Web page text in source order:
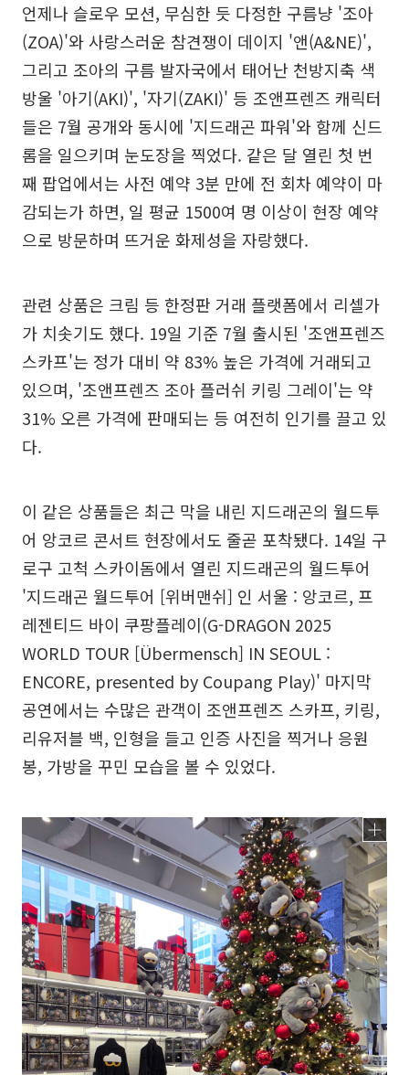
언제나 슬로우 모션, 무심한 듯 다정한 구름냥 '조아
(ZOA)'와 사랑스러운 참견쟁이 데이지 '앤(A&NE)',
그리고 조아의 구름 발자국에서 태어난 천방지축 색
방울 '아기(AKI)', '자기(ZAKI)' 등 조앤프렌즈 캐릭터
들은 7월 공개와 동시에 '지드래곤 파워'와 함께 신드
롬을 일으키며 눈도장을 찍었다. 같은 달 열린 첫 번
째 팝업에서는 사전 예약 3분 만에 전 회차 예약이 마
감되는가 하면, 일 평균 1500여 명 이상이 현장 예약
으로 방문하며 뜨거운 화제성을 자랑했다.
관련 상품은 크림 등 한정판 거래 플랫폼에서 리셀가
가 치솟기도 했다. 19일 기준 7월 출시된 '조앤프렌즈
스카프'는 정가 대비 약 83% 높은 가격에 거래되고
있으며, '조앤프렌즈 조아 플러쉬 키링 그레이'는 약
31% 오른 가격에 판매되는 등 여전히 인기를 끌고 있
다.
이 같은 상품들은 최근 막을 내린 지드래곤의 월드투
어 앙코르 콘서트 현장에서도 줄곧 포착됐다. 14일 구
로구 고척 스카이돔에서 열린 지드래곤의 월드투어
'지드래곤 월드투어 [위버맨쉬] 인 서울 : 앙코르, 프
레젠티드 바이 쿠팡플레이(G-DRAGON 2025
WORLD TOUR [Übermensch] IN SEOUL :
ENCORE, presented by Coupang Play)' 마지막
공연에서는 수많은 관객이 조앤프렌즈 스카프, 키링,
리유저블 백, 인형을 들고 인증 사진을 찍거나 응원
봉, 가방을 꾸민 모습을 볼 수 있었다.